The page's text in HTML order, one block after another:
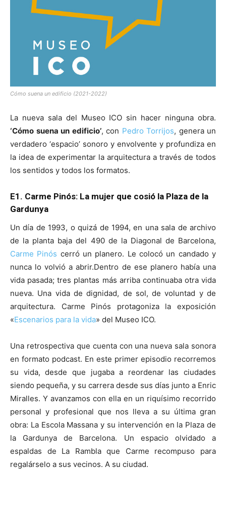
Cómo suena un edificio (2021-2022)
La nueva sala del Museo ICO sin hacer ninguna obra.
‘Cómo suena un edificio’, con Pedro Torrijos, genera un
verdadero ‘espacio’ sonoro y envolvente y profundiza en
la idea de experimentar la arquitectura a través de todos
los sentidos y todos los formatos.
E1. Carme Pinós: La mujer que cosió la Plaza de la
Gardunya
Un día de 1993, o quizá de 1994, en una sala de archivo
de la planta baja del 490 de la Diagonal de Barcelona,
Carme Pinós cerró un planero. Le colocó un candado y
nunca lo volvió a abrir.Dentro de ese planero había una
vida pasada; tres plantas más arriba continuaba otra vida
nueva. Una vida de dignidad, de sol, de voluntad y de
arquitectura. Carme Pinós protagoniza la exposición
«Escenarios para la vida» del Museo ICO.
Una retrospectiva que cuenta con una nueva sala sonora
en formato podcast. En este primer episodio recorremos
su vida, desde que jugaba a reordenar las ciudades
siendo pequeña, y su carrera desde sus días junto a Enric
Miralles. Y avanzamos con ella en un riquísimo recorrido
personal y profesional que nos lleva a su última gran
obra: La Escola Massana y su intervención en la Plaza de
la Gardunya de Barcelona. Un espacio olvidado a
espaldas de La Rambla que Carme recompuso para
regalárselo a sus vecinos. A su ciudad.